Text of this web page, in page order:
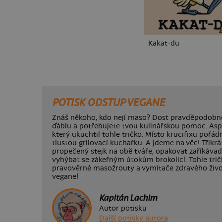
Kakat-du
POTISK ODSTUP VEGANE
Znáš někoho, kdo nejí maso? Dost
ďáblu a potřebujete tvou kulinářskou pomoc.
který ukuchtil tohle tričko. Místo krucifixu
tlustou grilovací kuchařku. A jdeme na věc!
propečený stejk na obě tváře, opakovat
vyhýbat se zákeřným útokům brokolicí. Tohle
pravověrné masožrouty a vymítače zdravého
vegane!
Kapitán Lachim
Autor potisku
Další potisky autora